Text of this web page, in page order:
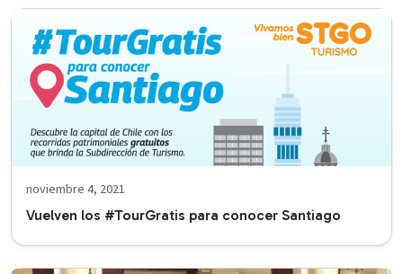
noviembre 4, 2021
Vuelven los #TourGratis para conocer Santiago